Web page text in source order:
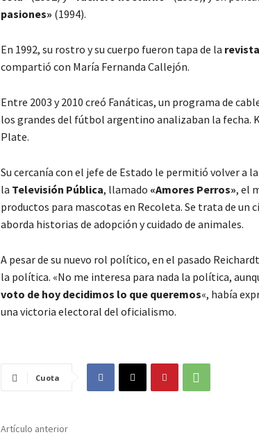
pasiones» (1994).
En 1992, su rostro y su cuerpo fueron tapa de la
compartió con María Fernanda Callejón.
Entre 2003 y 2010 creó Fanáticas, un programa de
los grandes del fútbol argentino analizaban la fecha.
Plate.
Su cercanía con el jefe de Estado le permitió volver a
la Televisión Pública, llamado «Amores Perros», el
productos para mascotas en Recoleta. Se trata de un
aborda historias de adopción y cuidado de animales.
A pesar de su nuevo rol político, en el pasado
la política. «No me interesa para nada la política,
voto de hoy decidimos lo que queremos«, había
una victoria electoral del oficialismo.
Cuota
Artículo anterior